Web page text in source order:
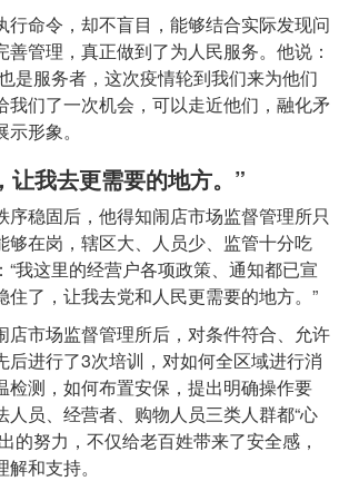
行命令，却不盲目，能够结合实际发现问
善管理，真正做到了为人民服务。他说：
是服务者，这次疫情轮到我们来为他们
我们了一次机会，可以走近他们，融化矛
形象。
让我去更需要的地方。”
序稳固后，他得知闹店市场监督管理所只
够在岗，辖区大、人员少、监管十分吃
“我这里的经营户各项政策、通知都已宣
住了，让我去党和人民更需要的地方。”
店市场监督管理所后，对条件符合、允许
后进行了3次培训，对如何全区域进行消
检测，如何布置安保，提出明确操作要
人员、经营者、购物人员三类人群都“心
的努力，不仅给老百姓带来了安全感，
和支持。